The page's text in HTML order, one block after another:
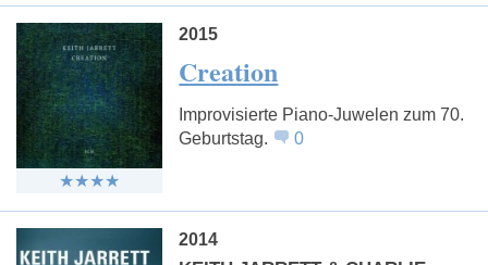
2015
Creation
Improvisierte Piano-Juwelen zum 70.
Geburtstag.
0
2014